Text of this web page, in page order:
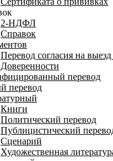
2-НДФЛ
Справок
Перевод согласия на выезд
Доверенности
перевод
перевод
Книги
Политический перевод
Публицистический
Сценарий
Художественная